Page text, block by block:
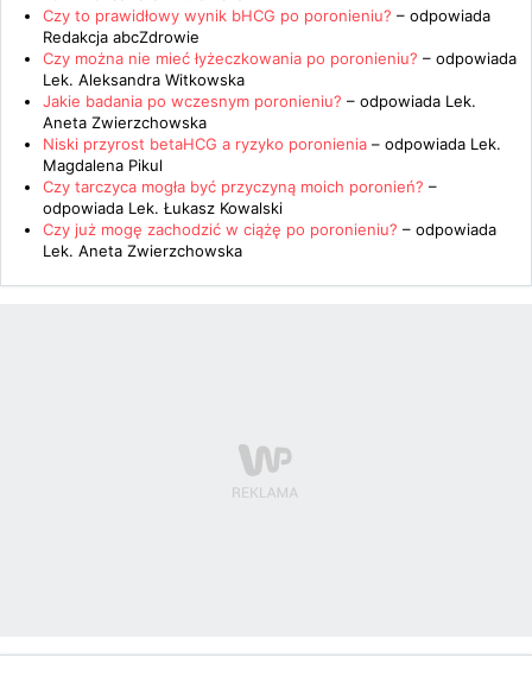
Czy to prawidłowy wynik bHCG po poronieniu? – odpowiada
Redakcja abcZdrowie
Czy można nie mieć łyżeczkowania po poronieniu? – odpowiada
Lek. Aleksandra Witkowska
Jakie badania po wczesnym poronieniu? – odpowiada Lek.
Aneta Zwierzchowska
Niski przyrost betaHCG a ryzyko poronienia – odpowiada Lek.
Magdalena Pikul
Czy tarczyca mogła być przyczyną moich poronień? –
odpowiada Lek. Łukasz Kowalski
Czy już mogę zachodzić w ciążę po poronieniu? – odpowiada
Lek. Aneta Zwierzchowska